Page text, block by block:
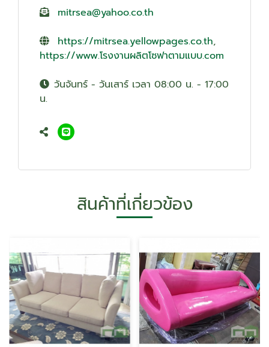
mitrsea@yahoo.co.th
https://mitrsea.yellowpages.co.th,
https://www.โรงงานผลิตโซฟาตามแบบ.com
วันจันทร์ - วันเสาร์ เวลา 08:00 น. - 17:00
น.
สินค้าที่เกี่ยวข้อง